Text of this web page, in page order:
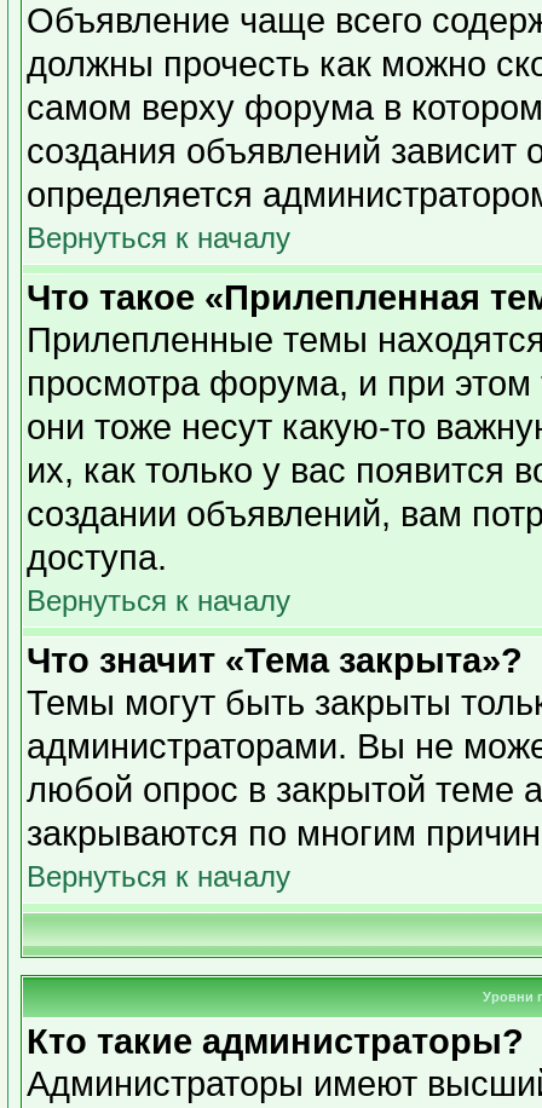
Объявление чаще всего
должны прочесть как можно
самом верху форума в
создания объявлений зависит
определяется
Вернуться к началу
Что такое «Прилепленная
Прилепленные темы
просмотра форума, и при
они тоже несут какую-то
их, как только у вас появится
создании объявлений, вам
доступа.
Вернуться к началу
Что значит «Тема закрыта»?
Темы могут быть закрыты
администраторами. Вы не
любой опрос в закрытой теме
закрываются по многим
Вернуться к началу
Уровни
Кто такие администраторы?
Администраторы имеют